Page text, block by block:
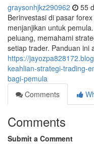
graysonhjkz290962 55
Berinvestasi di pasar
menjanjikan untuk
peluang, memahami
setiap trader. Panduan ini
https://
keahlian-strategi-trading-
bagi-pemula
Comments
Comments
Submit a Comment